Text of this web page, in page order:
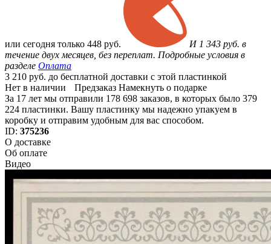
или сегодня только 448 руб.
И 1 343 руб. в
течение двух месяцев, без переплат. Подробные условия в
разделе Оплата
3 210 руб. до бесплатной доставки с этой пластинкой
Нет в наличии
Предзаказ Намекнуть о подарке
За 17 лет мы отправили 178 698 заказов, в которых было 379
224 пластинки. Вашу пластинку мы надежно упакуем в
коробку и отправим удобным для вас способом.
ID: 375236
О доставке
Об оплате
Видео